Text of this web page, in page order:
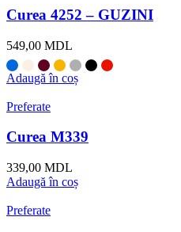
Curea 4252 – GUZINI
549,00 MDL
Adaugă în coș
Preferate
Curea M339
339,00 MDL
Adaugă în coș
Preferate